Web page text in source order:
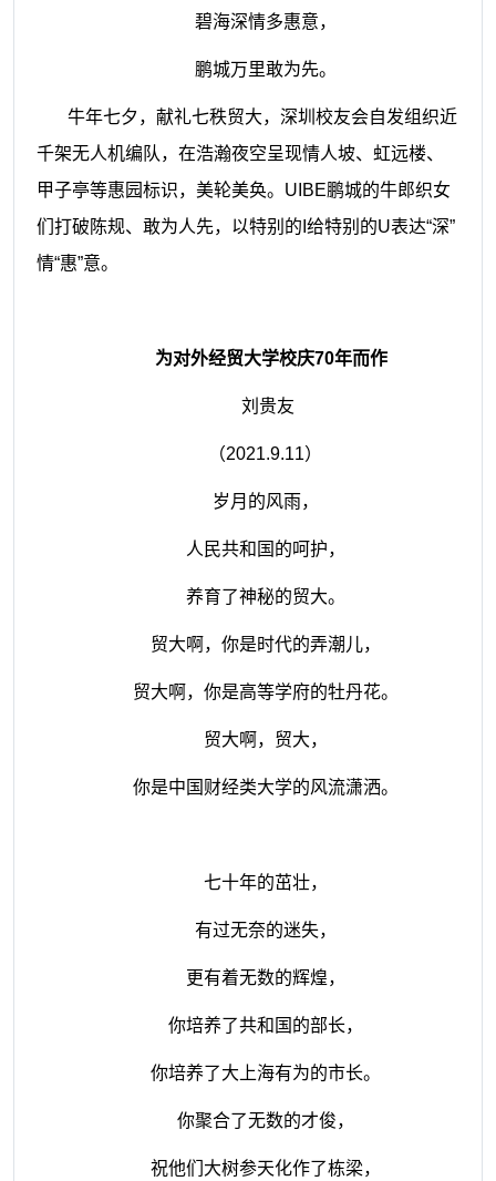
碧海深情多惠意，
鹏城万里敢为先。
牛年七夕，献礼七秩贸大，深圳校友会自发组织近
千架无人机编队，在浩瀚夜空呈现情人坡、虹远楼、
甲子亭等惠园标识，美轮美奂。 UIBE鹏城的牛郎织女
们打破陈规、敢为人先，以特别的 给特别的U表达“深”
情“惠”意。
为对外经贸大学校庆70年而作
刘贵友
（2021.9.11）
岁月的风雨，
人民共和国的呵护，
养育了神秘的贸大。
贸大啊，你是时代的弄潮儿，
贸大啊，你是高等学府的牡丹花。
贸大啊，贸大，
你是中国财经类大学的风流潇洒。
七十年的茁壮，
有过无奈的迷失，
更有着无数的辉煌，
你培养了共和国的部长，
你培养了大上海有为的市长。
你聚合了无数的才俊，
祝他们大树参天化作了栋梁，